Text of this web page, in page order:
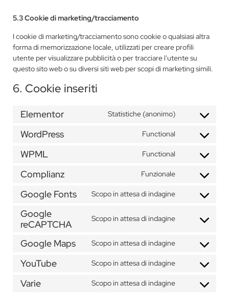
5.3 Cookie di marketing/tracciamento
I cookie di marketing/tracciamento sono cookie o qualsiasi altra
forma di memorizzazione locale, utilizzati per creare profili
utente per visualizzare pubblicità o per tracciare l'utente su
questo sito web o su diversi siti web per scopi di marketing simili.
6. Cookie inseriti
Elementor Statistiche (anonimo)
WordPress Functional
WPML Functional
Complianz Funzionale
Google Fonts Scopo in attesa di indagine
Google
reCAPTCHA
Scopo in attesa di indagine
Google Maps Scopo in attesa di indagine
YouTube Scopo in attesa di indagine
Varie Scopo in attesa di indagine